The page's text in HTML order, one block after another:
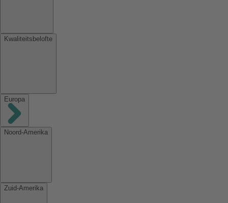
Kwaliteitsbelofte
Europa
Noord-Amerika
Zuid-Amerika